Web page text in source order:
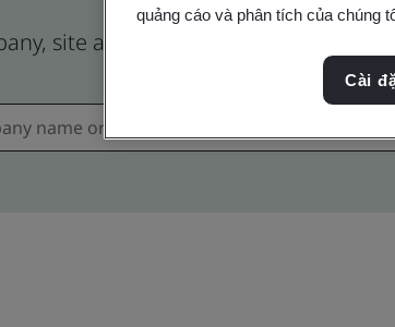
site and product certificates -
quảng cáo và phân tích của chúng
Cài